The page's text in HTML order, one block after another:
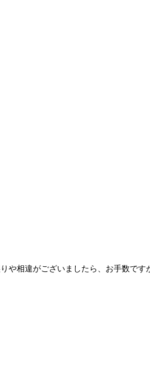
や相違がございましたら、お手数です